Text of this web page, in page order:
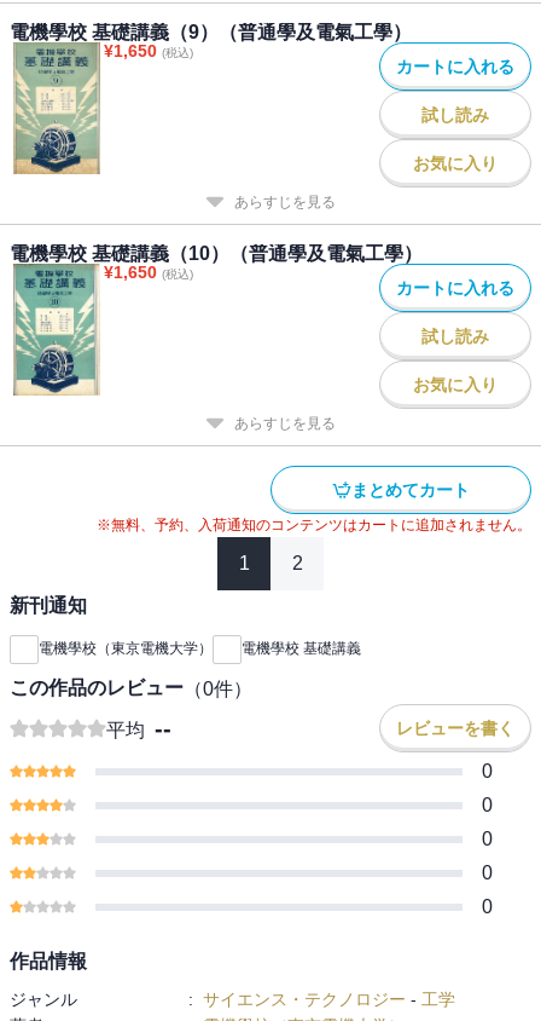
電機學校 基礎講義（9）（普通學及電氣工學）
¥1,650 (税込)
カートに入れる
試し読み
お気に入り
あらすじを見る
電機學校 基礎講義（10）（普通學及電氣工學）
¥1,650 (税込)
カートに入れる
試し読み
お気に入り
あらすじを見る
まとめてカート
※無料、予約、入荷通知のコンテンツはカートに追加されません。
1 2
新刊通知
電機學校（東京電機大学） 電機學校 基礎講義
この作品のレビュー （0件）
平均 -- レビューを書く
0
0
0
0
0
作品情報
ジャンル : サイエンス・テクノロジー - 工学